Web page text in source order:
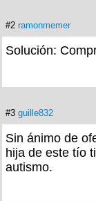
#2 ramonmemer
Solución:
#3 guille832
Sin ánimo de
hija de este tío
autismo.